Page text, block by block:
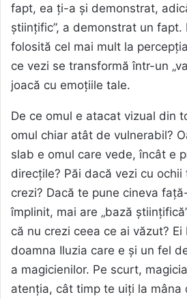
fapt, ea ți-a și demonstrat,
științific”, a demonstrat un fapt.
folosită cel mai mult la
ce vezi se transformă într-un
joacă cu emoțiile tale.
De ce omul e atacat vizual din
omul chiar atât de vulnerabil?
slab e omul care vede, încât e
direcțile? Păi dacă vezi cu ochii
crezi? Dacă te pune cineva
împlinit, mai are „bază
că nu crezi ceea ce ai văzut?
doamna Iluzia care e și un fel
a magicienilor. Pe scurt,
atenția, cât timp te uiți la mâna